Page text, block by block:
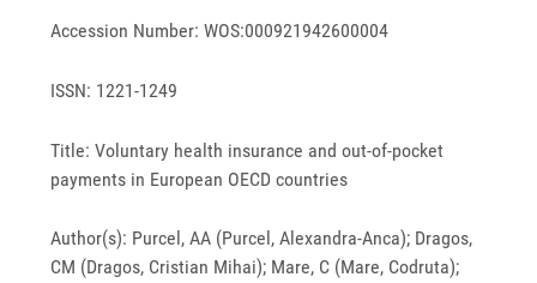
Accession Number: WOS:000921942600004
ISSN: 1221-1249
Title: Voluntary health insurance and out-of-pocket
payments in European OECD countries
Author(s): Purcel, AA (Purcel, Alexandra-Anca); Dragos,
CM (Dragos, Cristian Mihai); Mare, C (Mare, Codruta);